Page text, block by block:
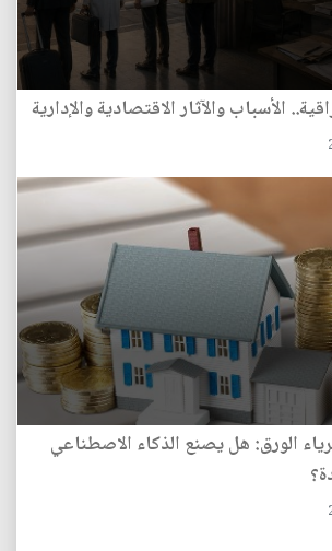
الأسباب والآثار الاقتصادية والإدارية
الورق: هل يصنع الذكاء الاصطناعي